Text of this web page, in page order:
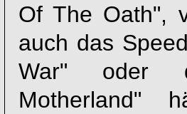
Of The Oath",
auch das
War" oder
Motherland"